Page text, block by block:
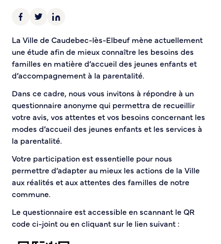
La Ville de Caudebec-lès-Elbeuf mène actuellement
une étude afin de mieux connaître les besoins des
familles en matière d’accueil des jeunes enfants et
d’accompagnement à la parentalité.
Dans ce cadre, nous vous invitons à répondre à un
questionnaire anonyme qui permettra de recueillir
votre avis, vos attentes et vos besoins concernant les
modes d’accueil des jeunes enfants et les services à
la parentalité.
Votre participation est essentielle pour nous
permettre d’adapter au mieux les actions de la Ville
aux réalités et aux attentes des familles de notre
commune.
Le questionnaire est accessible en scannant le QR
code ci-joint ou en cliquant sur le lien suivant :
Plan Local d’Urbanisme (PLU)
Sécurité tranquillité
Police municipale
Pré-plainte en ligne
Tranquillité vacances
Vidéoprotection
Aide à l’installation d’alarmes
Horaires pour le bricolage et le jardinage
Infos pratiques
Plan de Ville
Numéros d’urgence
Location de salles
Annuaire des services publics